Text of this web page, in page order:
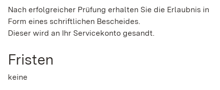
Nach erfolgreicher Prüfung erhalten Sie die Erlaubnis in
Form eines schriftlichen Bescheides.
Dieser wird an Ihr Servicekonto gesandt.
Fristen
keine